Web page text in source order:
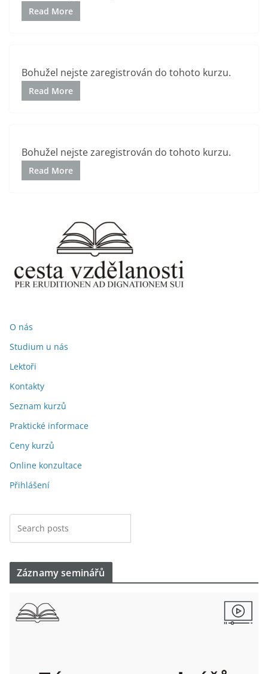
Read More
Bohužel nejste zaregistrován do tohoto kurzu.
Read More
Bohužel nejste zaregistrován do tohoto kurzu.
Read More
O nás
Studium u nás
Lektoři
Kontakty
Seznam kurzů
Praktické informace
Ceny kurzů
Online konzultace
Přihlášení
Záznamy seminářů